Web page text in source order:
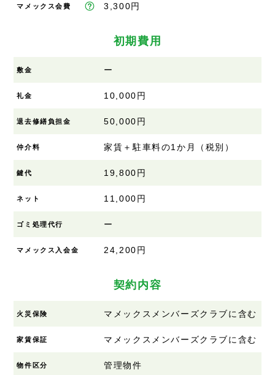
マメックス会費 3,300円
初期費用
敷金 ー
礼金 10,000円
退去修繕負担金 50,000円
仲介料 家賃＋駐車料の1か月（税別）
鍵代 19,800円
ネット 11,000円
ゴミ処理代行 ー
マメックス入会金 24,200円
契約内容
火災保険 マメックスメンバーズクラブに含む
家賃保証 マメックスメンバーズクラブに含む
物件区分 管理物件